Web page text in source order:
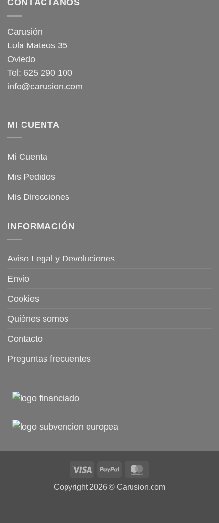
CONTÁCTANOS
Carusión
Lola Mateos 35
Oviedo
Tel: 625 290 100
info@carusion.com
MI CUENTA
Mi Cuenta
Mis Pedidos
Mis Direcciones
INFORMACIÓN
Aviso Legal y Devoluciones
Envio
Cookies
Quiénes somos
Contacto
Preguntas frecuentes
Visa PayPal
Copyright 2026 © Carusion.com